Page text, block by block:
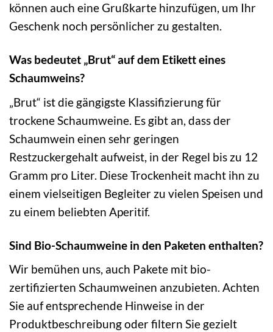
können auch eine Grußkarte hinzufügen, um Ihr
Geschenk noch persönlicher zu gestalten.
Was bedeutet „Brut“ auf dem Etikett eines
Schaumweins?
„Brut“ ist die gängigste Klassifizierung für
trockene Schaumweine. Es gibt an, dass der
Schaumwein einen sehr geringen
Restzuckergehalt aufweist, in der Regel bis zu 12
Gramm pro Liter. Diese Trockenheit macht ihn zu
einem vielseitigen Begleiter zu vielen Speisen und
zu einem beliebten Aperitif.
Sind Bio-Schaumweine in den Paketen enthalten?
Wir bemühen uns, auch Pakete mit bio-
zertifizierten Schaumweinen anzubieten. Achten
Sie auf entsprechende Hinweise in der
Produktbeschreibung oder filtern Sie gezielt